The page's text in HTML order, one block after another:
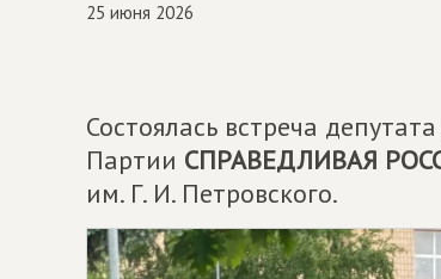
25 июня 2026
Состоялась встреча
Партии СПРАВЕДЛИВАЯ
им. Г. И. Петровского.